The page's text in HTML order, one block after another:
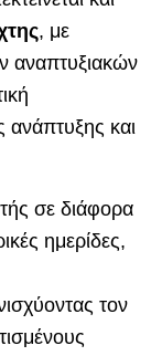
, με
αναπτυξιακών
ανάπτυξης και
σε διάφορα
ημερίδες,
τον